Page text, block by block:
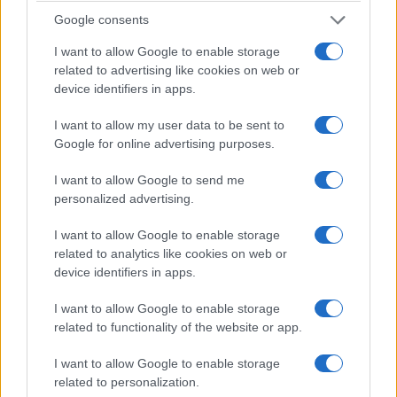
Google consents
I want to allow Google to enable storage
related to advertising like cookies on web or
device identifiers in apps.
I want to allow my user data to be sent to
Google for online advertising purposes.
I want to allow Google to send me
personalized advertising.
I want to allow Google to enable storage
related to analytics like cookies on web or
device identifiers in apps.
I want to allow Google to enable storage
related to functionality of the website or app.
I want to allow Google to enable storage
related to personalization.